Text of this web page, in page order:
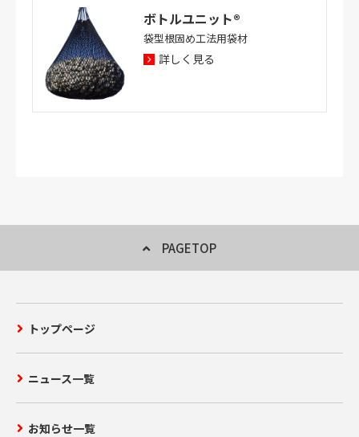
ボトルユニット®
袋型根固め工法用袋材
詳しく見る
PAGETOP
トップページ
ニュース一覧
お知らせ一覧